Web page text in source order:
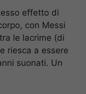
effetto di
con Messi
le lacrime (di
riesca a essere
suonati. Un